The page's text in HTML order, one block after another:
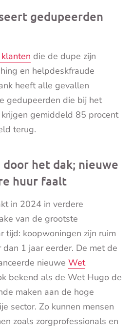
gedupeerden
die de dupe zijn
en helpdeskfraude
heeft alle gevallen
gedupeerden die bij het
gemiddeld 85 procent
terug.
het dak; nieuwe
huur faalt
in 2024 in verdere
van de grootste
tijd: koopwoningen zijn ruim
1 jaar eerder. De met de
nieuwe Wet
bekend als de Wet Hugo de
maken aan de hoge
sector. Zo kunnen mensen
zoals zorgprofessionals en